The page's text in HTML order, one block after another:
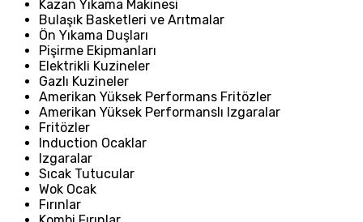
Kazan Yıkama Makinesi
Bulaşık Basketleri ve Arıtmalar
Ön Yıkama Duşları
Pişirme Ekipmanları
Elektrikli Kuzineler
Gazlı Kuzineler
Amerikan Yüksek Performans Fritözler
Amerikan Yüksek Performanslı Izgaralar
Fritözler
Induction Ocaklar
Izgaralar
Sıcak Tutucular
Wok Ocak
Fırınlar